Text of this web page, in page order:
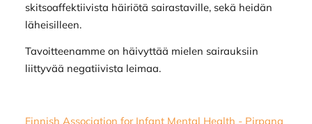
skitsoaffektiivista häiriötä sairastaville, sekä heidän
läheisilleen.
Tavoitteenamme on häivyttää mielen sairauksiin
liittyvää negatiivista leimaa.
Finnish Association for Infant Mental Health - Pirpana